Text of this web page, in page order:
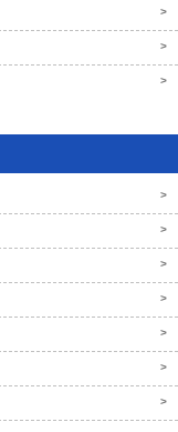
>
>
>
>
>
>
>
>
>
>